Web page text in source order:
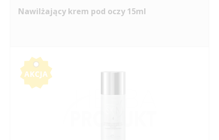
Nawilżający krem pod oczy 15ml